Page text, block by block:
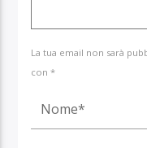
La tua email non sarà
con *